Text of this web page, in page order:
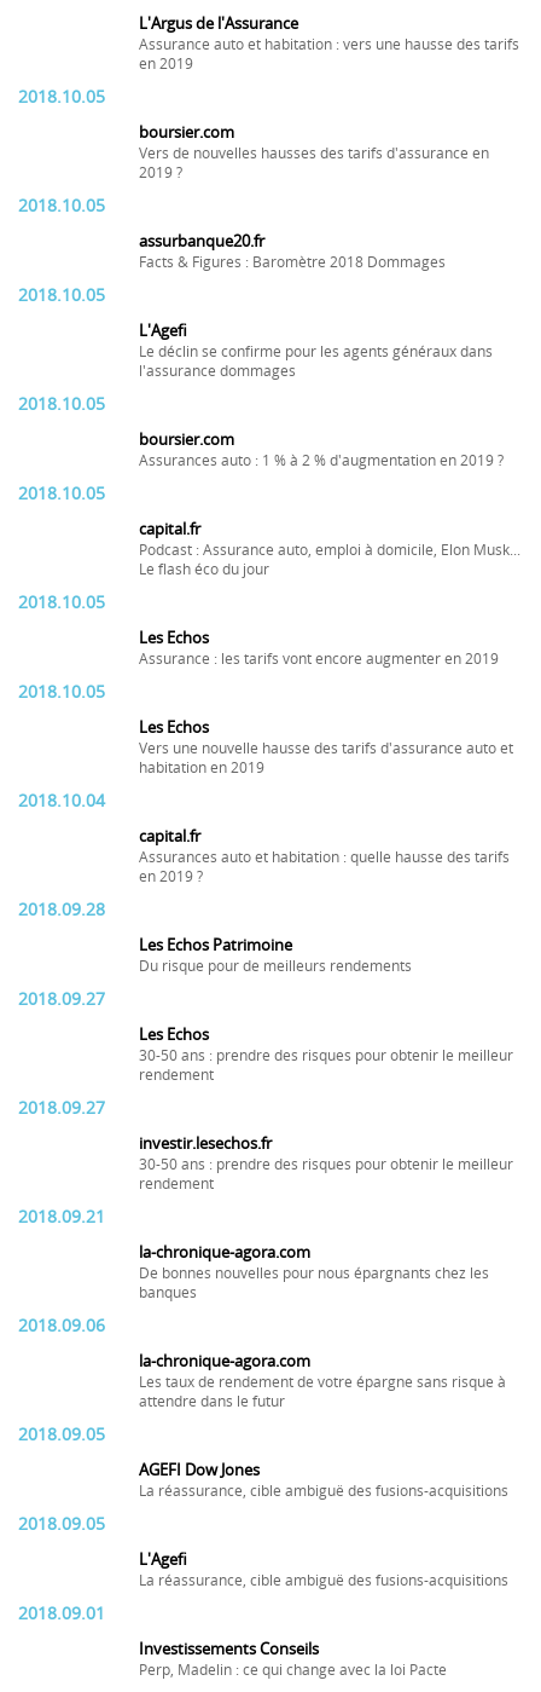
L'Argus de l'Assurance
Assurance auto et habitation : vers une hausse des tarifs
en 2019
2018.10.05
boursier.com
Vers de nouvelles hausses des tarifs d'assurance en
2019 ?
2018.10.05
assurbanque20.fr
Facts & Figures : Baromètre 2018 Dommages
2018.10.05
L'Agefi
Le déclin se confirme pour les agents généraux dans
l'assurance dommages
2018.10.05
boursier.com
Assurances auto : 1 % à 2 % d'augmentation en 2019 ?
2018.10.05
capital.fr
Podcast : Assurance auto, emploi à domicile, Elon Musk...
Le flash éco du jour
2018.10.05
Les Echos
Assurance : les tarifs vont encore augmenter en 2019
2018.10.05
Les Echos
Vers une nouvelle hausse des tarifs d'assurance auto et
habitation en 2019
2018.10.04
capital.fr
Assurances auto et habitation : quelle hausse des tarifs
en 2019 ?
2018.09.28
Les Echos Patrimoine
Du risque pour de meilleurs rendements
2018.09.27
Les Echos
30-50 ans : prendre des risques pour obtenir le meilleur
rendement
2018.09.27
investir.lesechos.fr
30-50 ans : prendre des risques pour obtenir le meilleur
rendement
2018.09.21
la-chronique-agora.com
De bonnes nouvelles pour nous épargnants chez les
banques
2018.09.06
la-chronique-agora.com
Les taux de rendement de votre épargne sans risque à
attendre dans le futur
2018.09.05
AGEFI Dow Jones
La réassurance, cible ambiguë des fusions-acquisitions
2018.09.05
L'Agefi
La réassurance, cible ambiguë des fusions-acquisitions
2018.09.01
Investissements Conseils
Perp, Madelin : ce qui change avec la loi Pacte